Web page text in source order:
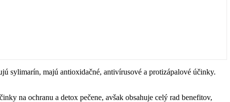
sylimarín, majú antioxidačné, antivírusové a protizápalové účinky.
na ochranu a detox pečene, avšak obsahuje celý rad benefitov,